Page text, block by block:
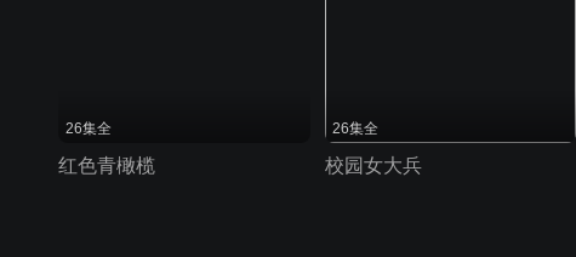
26集全
红色青橄榄
26集全
校园女大兵